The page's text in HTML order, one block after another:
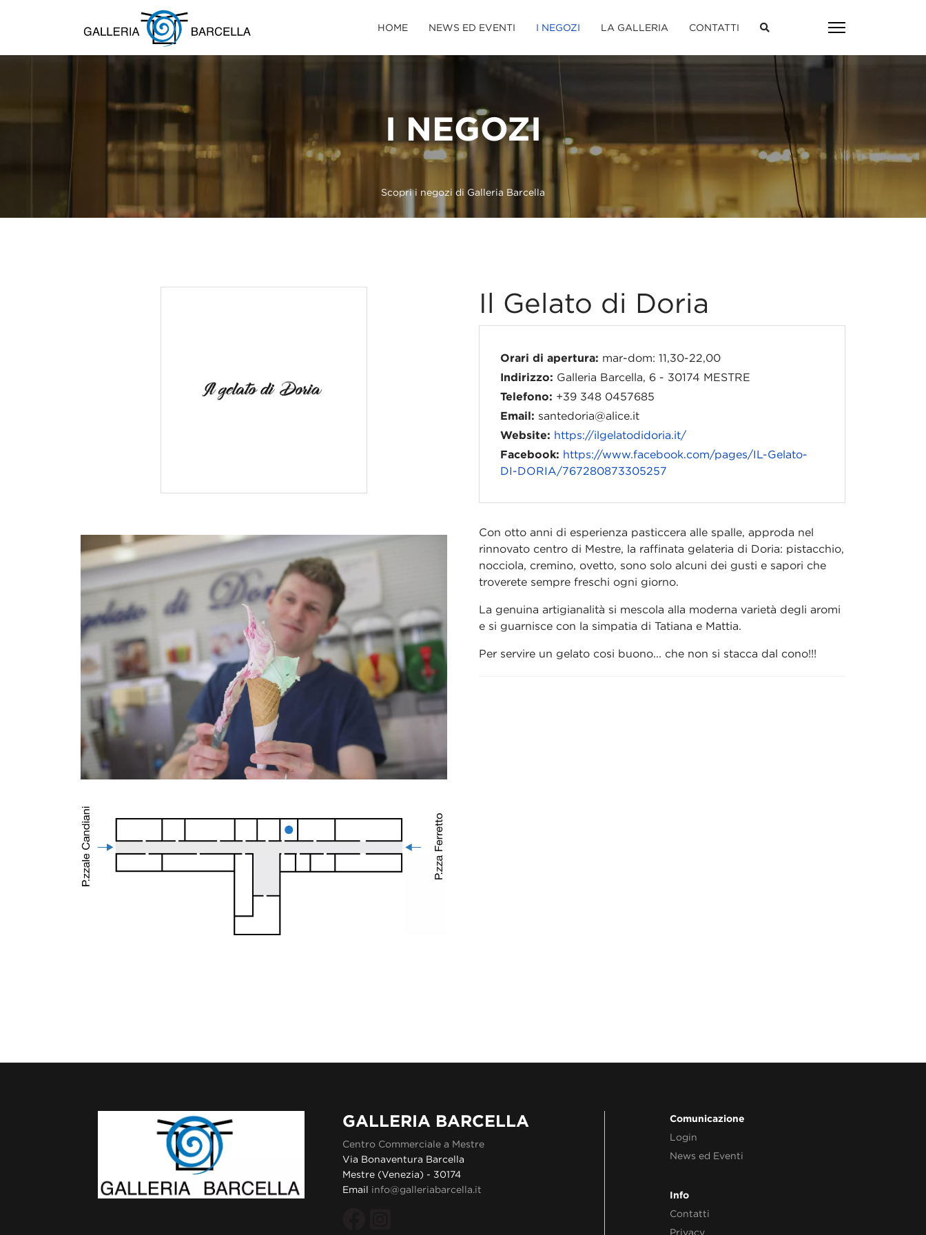
HOME NEWS ED EVENTI I NEGOZI LA GALLERIA CONTATTI
I NEGOZI
Scopri i negozi di Galleria Barcella
Il Gelato di Doria
Orari di apertura: mar-dom: 11,30-22,00
Indirizzo: Galleria Barcella, 6 - 30174 MESTRE
Telefono: +39 348 0457685
Email: santedoria@alice.it
Website: https://ilgelatodidoria.it/
Facebook: https://www.facebook.com/pages/IL-Gelato-
DI-DORIA/767280873305257
Con otto anni di esperienza pasticcera alle spalle, approda nel
rinnovato centro di Mestre, la raffinata gelateria di Doria: pistacchio,
nocciola, cremino, ovetto, sono solo alcuni dei gusti e sapori che
troverete sempre freschi ogni giorno.
La genuina artigianalità si mescola alla moderna varietà degli aromi
e si guarnisce con la simpatia di Tatiana e Mattia.
Per servire un gelato cosi buono... che non si stacca dal cono!!!
GALLERIA BARCELLA
Centro Commerciale a Mestre
Via Bonaventura Barcella
Mestre (Venezia) - 30174
Email info@galleriabarcella.it
Comunicazione
Login
News ed Eventi
Info
Contatti
Privacy